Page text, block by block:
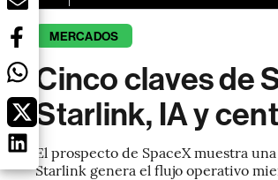
MERCADOS
Cinco claves de
Starlink, IA y
El prospecto de SpaceX muestra
Starlink genera el flujo operativo